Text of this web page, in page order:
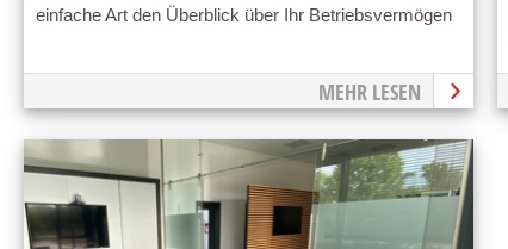
einfache Art den Überblick über Ihr Betriebsvermögen
MEHR LESEN